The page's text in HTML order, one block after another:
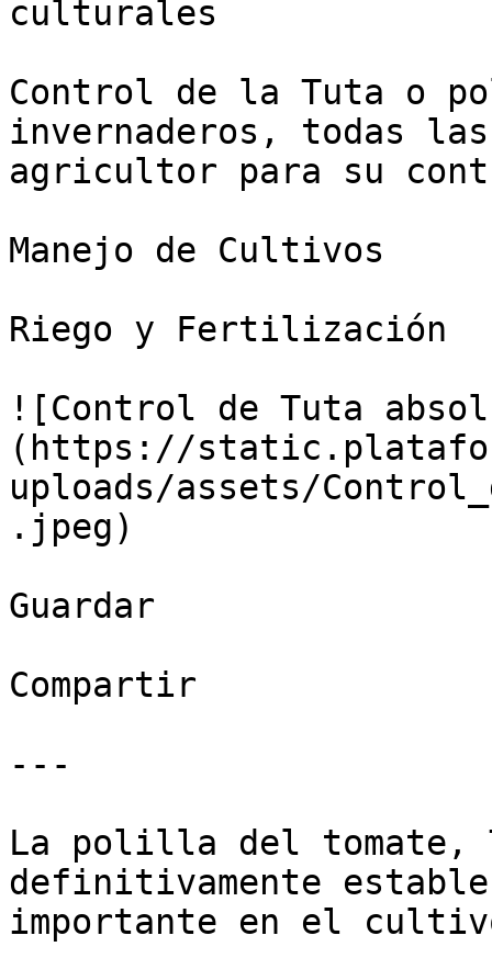
culturales
Control de la Tuta o
invernaderos, todas las
agricultor para su
Manejo de Cultivos
Riego y Fertilización
![Control de Tuta
(https://
uploads/assets/
.jpeg)
Guardar
Compartir
---
La polilla del tomate,
definitivamente
importante en el